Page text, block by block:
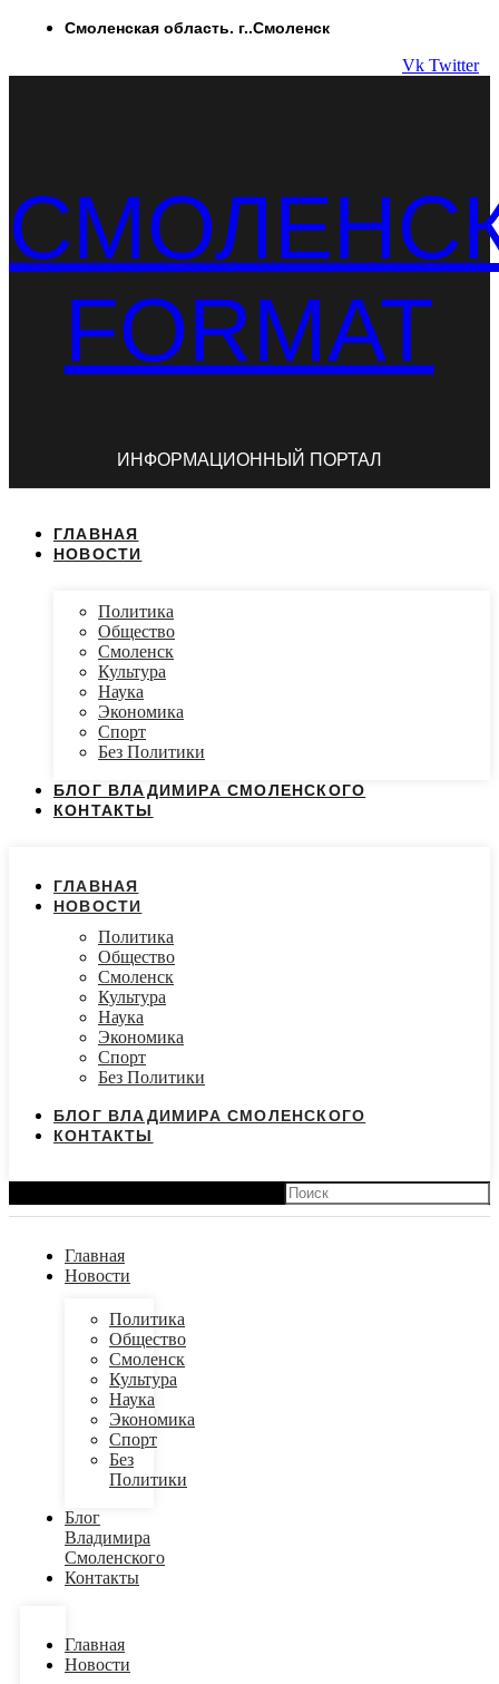
ПерейтиСмоленская область. г..Смоленск
Vk Twitter
FORMAT
ИНФОРМАЦИОННЫЙ ПОРТАЛ
ГЛАВНАЯ
НОВОСТИ
Политика
Общество
Смоленск
Культура
Наука
Экономика
Спорт
Без Политики
БЛОГ ВЛАДИМИРА СМОЛЕНСКОГО
КОНТАКТЫ
ГЛАВНАЯ
НОВОСТИ
Политика
Общество
Смоленск
Культура
Наука
Экономика
Спорт
Без Политики
БЛОГ ВЛАДИМИРА СМОЛЕНСКОГО
КОНТАКТЫ
Главная
Новости
Политика
Общество
Смоленск
Культура
Наука
Экономика
Спорт
Без
Политики
Блог
Владимира
Смоленского
Контакты
Главная
Новости